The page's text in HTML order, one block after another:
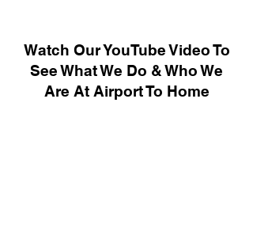
Watch Our YouTube Video To
See What We Do & Who We
Are At Airport To Home